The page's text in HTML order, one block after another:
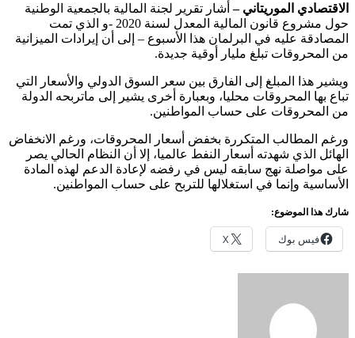
الاقتصادي الموريتاني – أشار تقرير لجنة المالية بالجمعية الوطنية
حول مشروع قانون المالية المعدل لسنة 2020 -و الذي تمت
المصادقة عليه في البرلمان هذا الأسبوع – إلى أن إيرادات الميزانية
من المحروقات تبلغ مليار أوقية جديدة.
ويشير هذا المبلغ إلى الفارق بين سعر السوق الدولي والأسعار التي
تباع بها المحروقات محليا، وبعبارة أخرى يشير إلى ماتربحه الدولة
من المحروقات على حساب المواطنين.
ورغم المطالب المتكررة بخفض أسعار المحروقات، ورغم الانخفاض
الهائل الذي شهدته أسعار النفط عالميا، إلا أن النظام الحالي يصر
على مواصلة نهج سابقه ليس في رفضه لإعادة الدعم لهذه المادة
الأساسية وإنما في استغلالها للتربح على حساب المواطنين.
شارك هذا الموضوع:
فيس بوك X